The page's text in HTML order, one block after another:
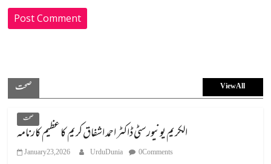
صحت View All
صحت
الکریم یونیورسٹی ڈاکٹر احمد اشفاق کریم کا عظیم کارنامہ
January 23, 2026 UrduDunia 0 Comments